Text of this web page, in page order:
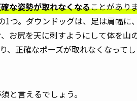
な姿勢が取れなくなることがあり
1つ。ダウンドッグは、足は肩幅に
お尻を天に刺すようにして体を山
、正確なポーズが取れなくなって
と言えるでしょう。